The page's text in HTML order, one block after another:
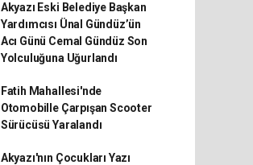
Akyazı Eski Belediye Başkan
Yardımcısı Ünal Gündüz’ün
Acı Günü Cemal Gündüz Son
Yolculuğuna Uğurlandı
Fatih Mahallesi'nde
Otomobille Çarpışan Scooter
Sürücüsü Yaralandı
Akyazı'nın Çocukları Yazı